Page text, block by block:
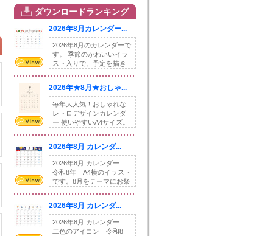
ダウンロードランキング
2026年8月カレンダー...
2026年8月のカレンダーで
す。 季節のかわいいイラ
スト入りで、予定を描き
2026年★8月★おしゃ...
毎年大人気！おしゃれな
レトロデザインカレンダ
ー 使いやすいA4サイズ。
2026年8月 カレンダ...
2026年8月 カレンダー
令和8年 A4横のイラスト
です。8月をテーマにお祭
2026年8月 カレンダ...
2026年8月 カレンダー
二色のアイコン 令和8